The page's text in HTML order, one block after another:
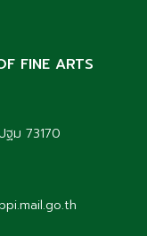
FINE ARTS
ม 73170